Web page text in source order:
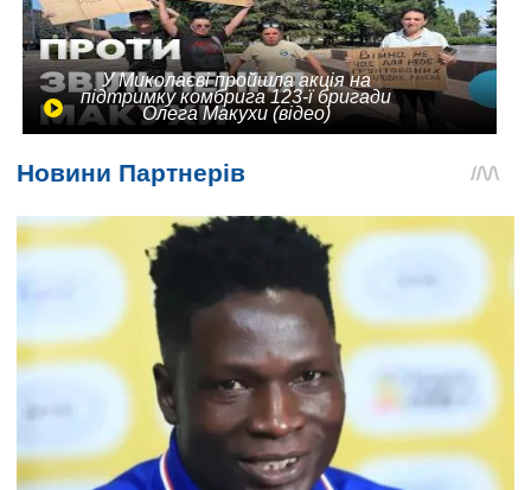
У Миколаєві пройшла акція на
підтримку комбрига 123-ї бригади
Олега Макухи (відео)